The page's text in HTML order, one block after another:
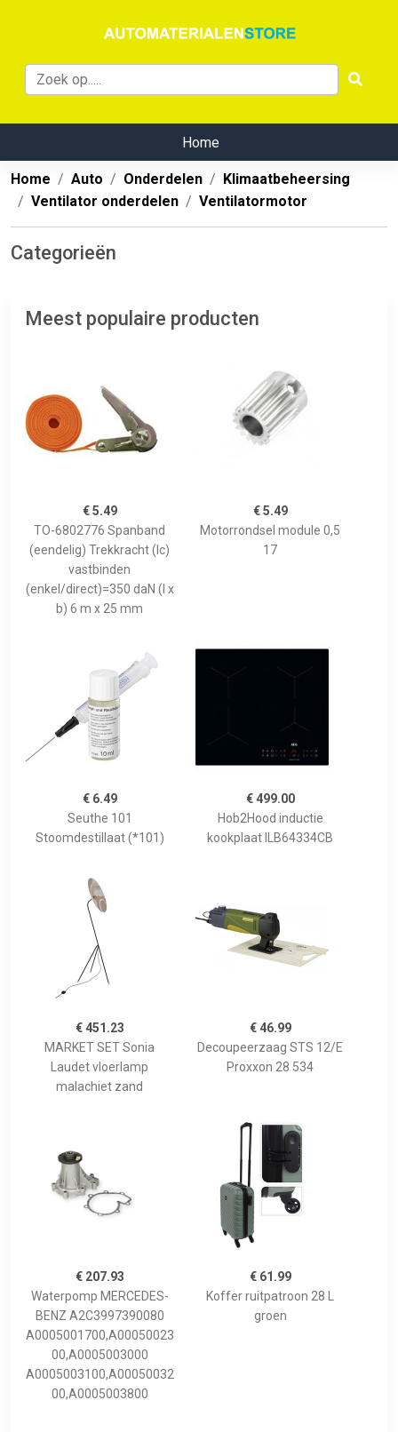
Home
Home Auto Onderdelen
Klimaatbeheersing
Ventilator onderdelen
Ventilatormotor
Categorieën
Meest populaire producten
€ 5.49
TO-6802776 Spanband
(eendelig) Trekkracht (lc)
vastbinden
(enkel/direct)=350 daN (l x
b) 6 m x 25 mm
€ 5.49
Motorrondsel module 0,5
17
€ 6.49
Seuthe 101
Stoomdestillaat (*101)
€ 499.00
Hob2Hood inductie
kookplaat ILB64334CB
€ 451.23
MARKET SET Sonia
Laudet vloerlamp
malachiet zand
€ 46.99
Decoupeerzaag STS 12/E
Proxxon 28 534
€ 207.93
Waterpomp MERCEDES-
BENZ A2C3997390080
A0005001700,A00050023
00,A0005003000
A0005003100,A00050032
00,A0005003800
€ 61.99
Koffer ruitpatroon 28 L
groen